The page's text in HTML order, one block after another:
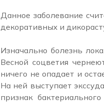
Данное заболевание
декоративных и
Изначально болезнь
Весной соцветия
ничего не опадает и
На ней выступает
признак